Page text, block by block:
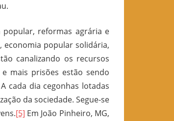
popular, reformas agrária e
economia popular solidária,
canalizando os recursos
mais prisões estão sendo
cada dia cegonhas lotadas
da sociedade. Segue-se
[5] Em João Pinheiro, MG,